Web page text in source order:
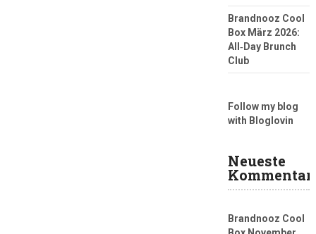
Brandnooz Cool
Box März 2026:
All‑Day Brunch
Club
Follow my blog
with Bloglovin
Neueste
Brandnooz Cool